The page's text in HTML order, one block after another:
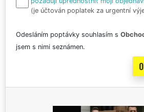
(je účtován poplatek za urgentní
Odesláním poptávky souhlasím s
jsem s nimi seznámen.